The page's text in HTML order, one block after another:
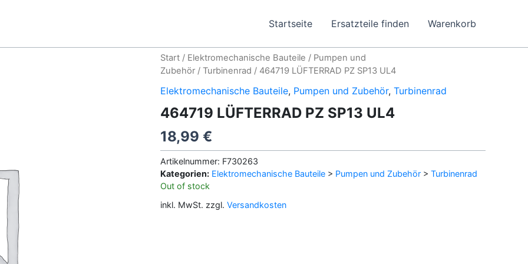
Startseite Ersatzteile finden Warenkorb
Start / Elektromechanische Bauteile / Pumpen und
Zubehör / Turbinenrad / 464719 LÜFTERRAD PZ SP13 UL4
Elektromechanische Bauteile, Pumpen und Zubehör, Turbinenrad
464719 LÜFTERRAD PZ SP13 UL4
18,99 €
Artikelnummer: F730263
Kategorien: Elektromechanische Bauteile > Pumpen und Zubehör > Turbinenrad
Out of stock
inkl. MwSt. zzgl. Versandkosten